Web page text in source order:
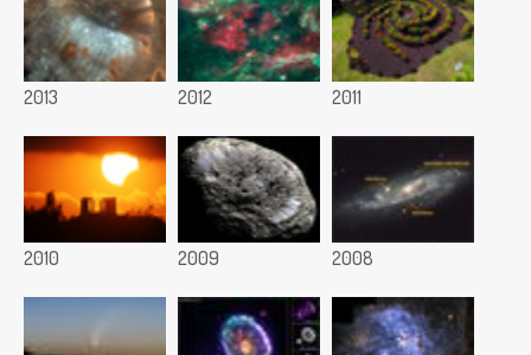
2013 2012 2011
2010 2009 2008